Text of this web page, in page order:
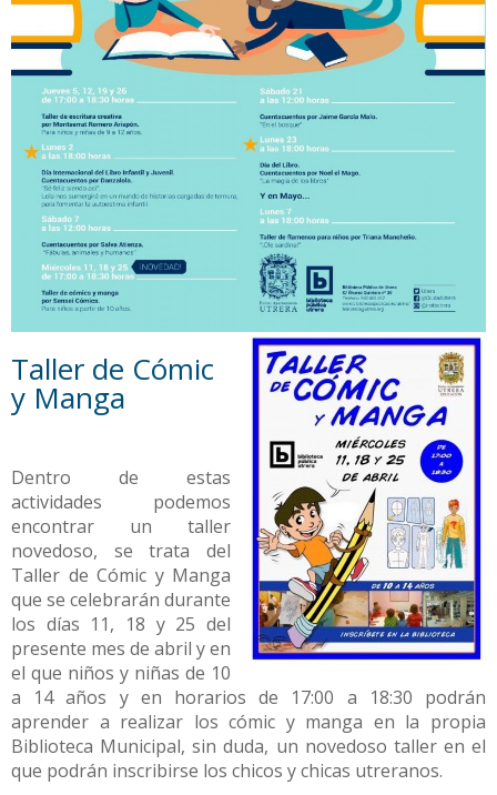
Taller de Cómic
y Manga
Dentro de estas
actividades podemos
encontrar un taller
novedoso, se trata del
Taller de Cómic y Manga
que se celebrarán durante
los días 11, 18 y 25 del
presente mes de abril y en
el que niños y niñas de 10
a 14 años y en horarios de 17:00 a 18:30 podrán
aprender a realizar los cómic y manga en la propia
Biblioteca Municipal, sin duda, un novedoso taller en el
que podrán inscribirse los chicos y chicas utreranos.